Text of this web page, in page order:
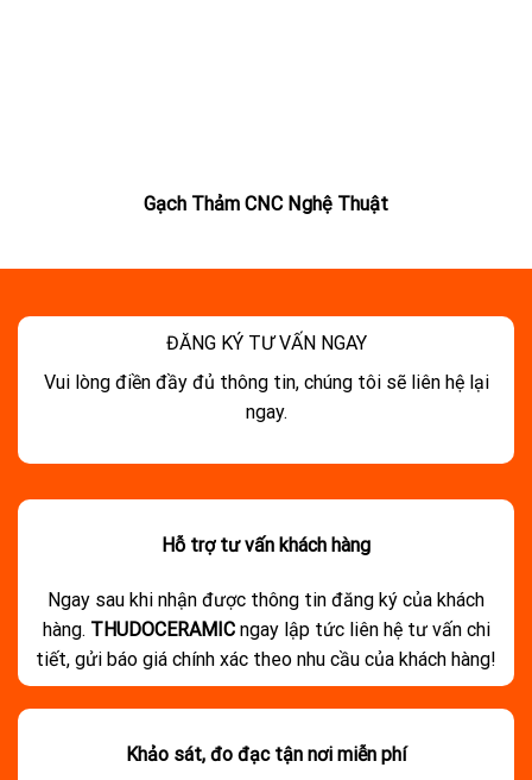
Gạch Thảm CNC Nghệ Thuật
ĐĂNG KÝ TƯ VẤN NGAY
Vui lòng điền đầy đủ thông tin, chúng tôi sẽ liên hệ lại
ngay.
Hỗ trợ tư vấn khách hàng
Ngay sau khi nhận được thông tin đăng ký của khách
hàng. THUDOCERAMIC ngay lập tức liên hệ tư vấn chi
tiết, gửi báo giá chính xác theo nhu cầu của khách hàng!
Khảo sát, đo đạc tận nơi miễn phí